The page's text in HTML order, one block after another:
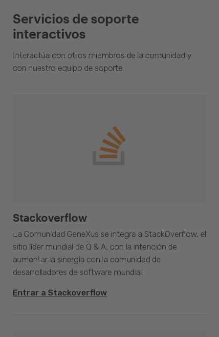
Servicios de soporte
interactivos
Interactúa con otros miembros de la comunidad y
con nuestro equipo de soporte.
Stackoverflow
La Comunidad GeneXus se integra a StackOverflow, el
sitio líder mundial de Q & A, con la intención de
aumentar la sinergia con la comunidad de
desarrolladores de software mundial.
Entrar a Stackoverflow